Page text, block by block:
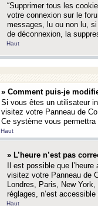
“Supprimer tous les
votre connexion sur le
messages, lu ou non lu,
de déconnexion, la
Haut
» Comment puis-je
Si vous êtes un utilisateur
visitez votre Panneau de
Ce système vous
Haut
» L’heure n’est pas
Il est possible que
visitez votre Panneau de
Londres, Paris, New
réglages, n’est
Haut